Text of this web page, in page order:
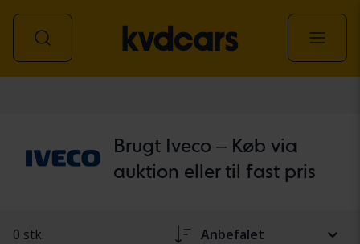
Brugt Iveco – Køb via
auktion eller til fast pris
0 stk. Anbefalet